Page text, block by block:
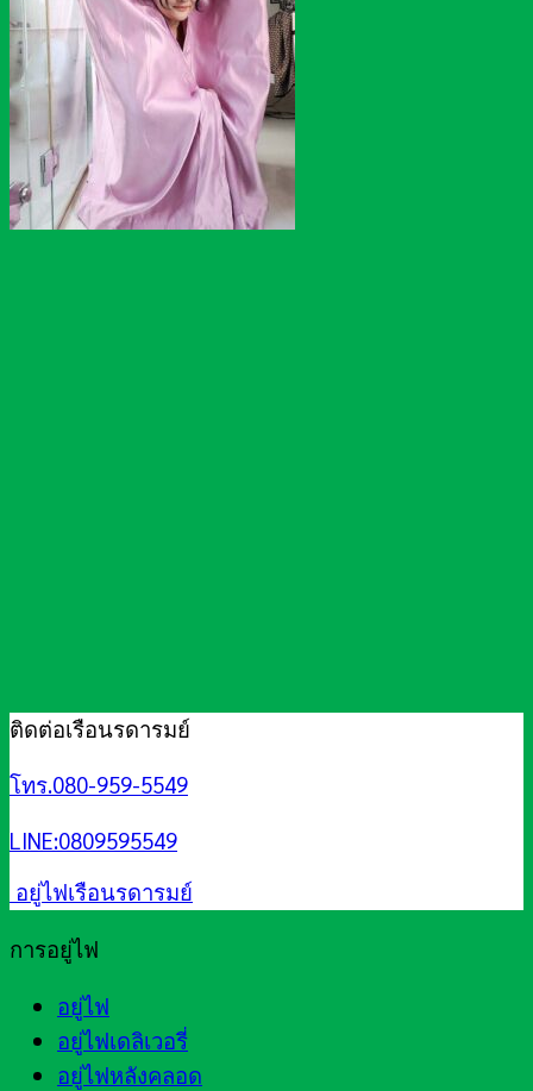
ติดต่อเรือนรดารมย์
โทร.080-959-5549
LINE:0809595549
อยู่ไฟเรือนรดารมย์
การอยู่ไฟ
อยู่ไฟ
อยู่ไฟเดลิเวอรี่
อยู่ไฟหลังคลอด